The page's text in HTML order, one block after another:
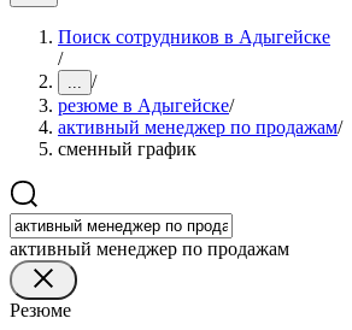
Поиск сотрудников в Адыгейске
/
... /
резюме в Адыгейске/
активный менеджер по продажам/
сменный график
активный менеджер по продажам
Резюме